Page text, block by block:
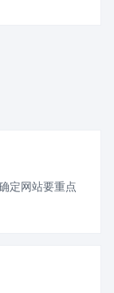
定网站要重点